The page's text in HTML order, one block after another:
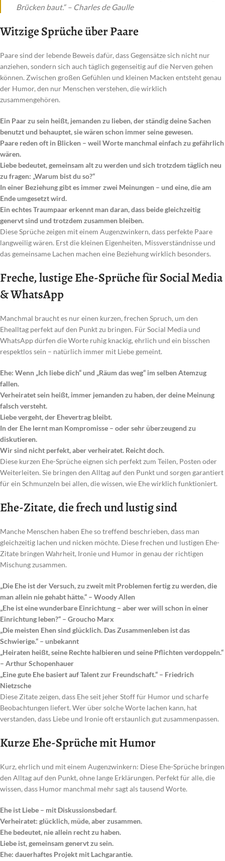
Brücken baut.“ – Charles de Gaulle
Witzige Sprüche über Paare
Paare sind der lebende Beweis dafür, dass Gegensätze sich nicht nur
anziehen, sondern sich auch täglich gegenseitig auf die Nerven gehen
können. Zwischen großen Gefühlen und kleinen Macken entsteht genau
der Humor, den nur Menschen verstehen, die wirklich
zusammengehören.
Ein Paar zu sein heißt, jemanden zu lieben, der ständig deine Sachen
benutzt und behauptet, sie wären schon immer seine gewesen.
Paare reden oft in Blicken – weil Worte manchmal einfach zu gefährlich
wären.
Liebe bedeutet, gemeinsam alt zu werden und sich trotzdem täglich neu
zu fragen: „Warum bist du so?“
In einer Beziehung gibt es immer zwei Meinungen – und eine, die am
Ende umgesetzt wird.
Ein echtes Traumpaar erkennt man daran, dass beide gleichzeitig
genervt sind und trotzdem zusammen bleiben.
Diese Sprüche zeigen mit einem Augenzwinkern, dass perfekte Paare
langweilig wären. Erst die kleinen Eigenheiten, Missverständnisse und
das gemeinsame Lachen machen eine Beziehung wirklich besonders.
Freche, lustige Ehe-Sprüche für Social Media
& WhatsApp
Manchmal braucht es nur einen kurzen, frechen Spruch, um den
Ehealltag perfekt auf den Punkt zu bringen. Für Social Media und
WhatsApp dürfen die Worte ruhig knackig, ehrlich und ein bisschen
respektlos sein – natürlich immer mit Liebe gemeint.
Ehe: Wenn „Ich liebe dich“ und „Räum das weg“ im selben Atemzug
fallen.
Verheiratet sein heißt, immer jemanden zu haben, der deine Meinung
falsch versteht.
Liebe vergeht, der Ehevertrag bleibt.
In der Ehe lernt man Kompromisse – oder sehr überzeugend zu
diskutieren.
Wir sind nicht perfekt, aber verheiratet. Reicht doch.
Diese kurzen Ehe-Sprüche eignen sich perfekt zum Teilen, Posten oder
Weiterleiten. Sie bringen den Alltag auf den Punkt und sorgen garantiert
für ein Schmunzeln bei allen, die wissen, wie Ehe wirklich funktioniert.
Ehe-Zitate, die frech und lustig sind
Manche Menschen haben Ehe so treffend beschrieben, dass man
gleichzeitig lachen und nicken möchte. Diese frechen und lustigen Ehe-
Zitate bringen Wahrheit, Ironie und Humor in genau der richtigen
Mischung zusammen.
„Die Ehe ist der Versuch, zu zweit mit Problemen fertig zu werden, die
man allein nie gehabt hätte.“ – Woody Allen
„Ehe ist eine wunderbare Einrichtung – aber wer will schon in einer
Einrichtung leben?“ – Groucho Marx
„Die meisten Ehen sind glücklich. Das Zusammenleben ist das
Schwierige.“ – unbekannt
„Heiraten heißt, seine Rechte halbieren und seine Pflichten verdoppeln.“
– Arthur Schopenhauer
„Eine gute Ehe basiert auf Talent zur Freundschaft.“ – Friedrich
Nietzsche
Diese Zitate zeigen, dass Ehe seit jeher Stoff für Humor und scharfe
Beobachtungen liefert. Wer über solche Worte lachen kann, hat
verstanden, dass Liebe und Ironie oft erstaunlich gut zusammenpassen.
Kurze Ehe-Sprüche mit Humor
Kurz, ehrlich und mit einem Augenzwinkern: Diese Ehe-Sprüche bringen
den Alltag auf den Punkt, ohne lange Erklärungen. Perfekt für alle, die
wissen, dass Humor manchmal mehr sagt als tausend Worte.
Ehe ist Liebe – mit Diskussionsbedarf.
Verheiratet: glücklich, müde, aber zusammen.
Ehe bedeutet, nie allein recht zu haben.
Liebe ist, gemeinsam genervt zu sein.
Ehe: dauerhaftes Projekt mit Lachgarantie.